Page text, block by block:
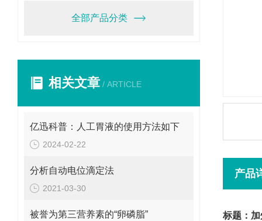
全部产品分类
相关文章 / ARTICLE
亿迅科普：人工胃液的使用方法如下
2024-02-22
分析自动电位滴定法
2021-03-30
被誉为第三营养素的“卵磷脂”
产品
标题：